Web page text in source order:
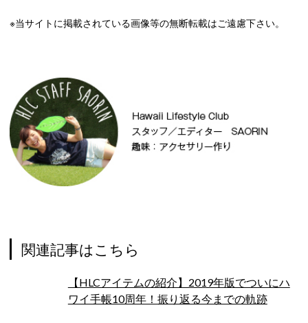
※当サイトに掲載されている画像等の無断転載はご遠慮下さい。
関連記事はこちら
【HLCアイテムの紹介】2019年版でついにハ
ワイ手帳10周年！振り返る今までの軌跡